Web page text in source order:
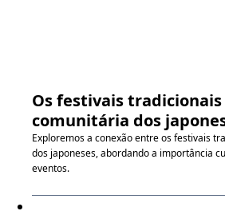
Os festivais tradicionais
comunitária dos
Exploremos a conexão entre os festivais
dos japoneses, abordando a importância
eventos.